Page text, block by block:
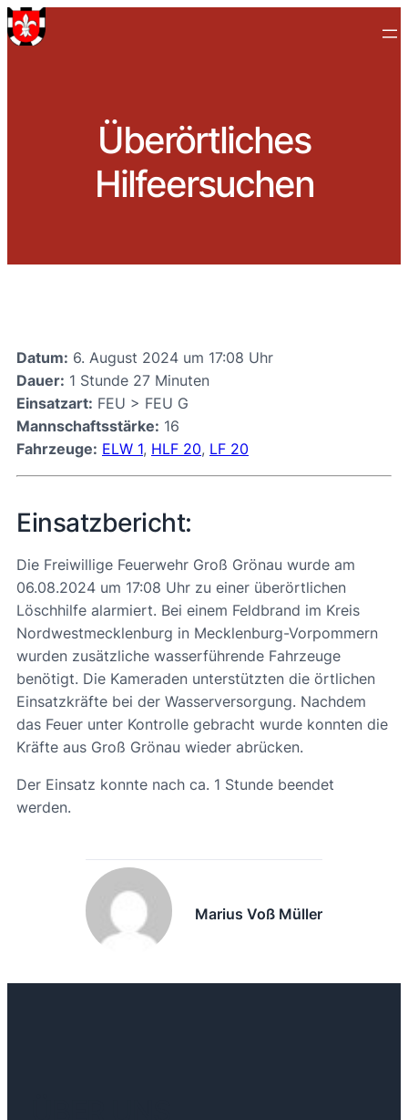
Überörtliches
Hilfeersuchen
Datum: 6. August 2024 um 17:08 Uhr
Dauer: 1 Stunde 27 Minuten
Einsatzart: FEU > FEU G
Mannschaftsstärke: 16
Fahrzeuge: ELW 1, HLF 20, LF 20
Einsatzbericht:
Die Freiwillige Feuerwehr Groß Grönau wurde am
06.08.2024 um 17:08 Uhr zu einer überörtlichen
Löschhilfe alarmiert. Bei einem Feldbrand im Kreis
Nordwestmecklenburg in Mecklenburg-Vorpommern
wurden zusätzliche wasserführende Fahrzeuge
benötigt. Die Kameraden unterstützten die örtlichen
Einsatzkräfte bei der Wasserversorgung. Nachdem
das Feuer unter Kontrolle gebracht wurde konnten die
Kräfte aus Groß Grönau wieder abrücken.
Der Einsatz konnte nach ca. 1 Stunde beendet
werden.
Marius Voß Müller